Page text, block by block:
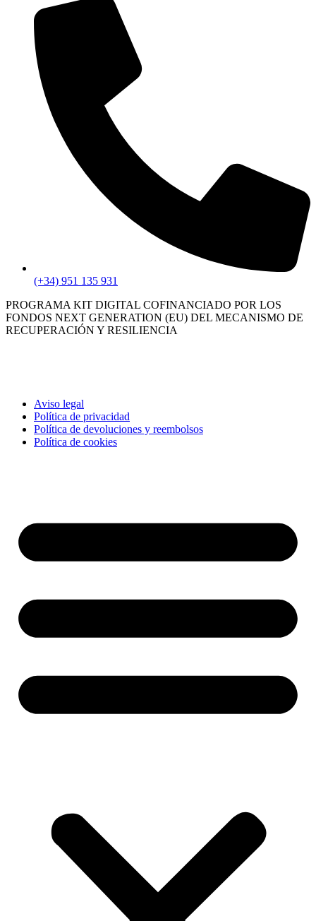
(+34) 951 135 931
PROGRAMA KIT DIGITAL COFINANCIADO POR LOS
FONDOS NEXT GENERATION (EU) DEL MECANISMO DE
RECUPERACIÓN Y RESILIENCIA
Aviso legal
Política de privacidad
Política de devoluciones y reembolsos
Política de cookies